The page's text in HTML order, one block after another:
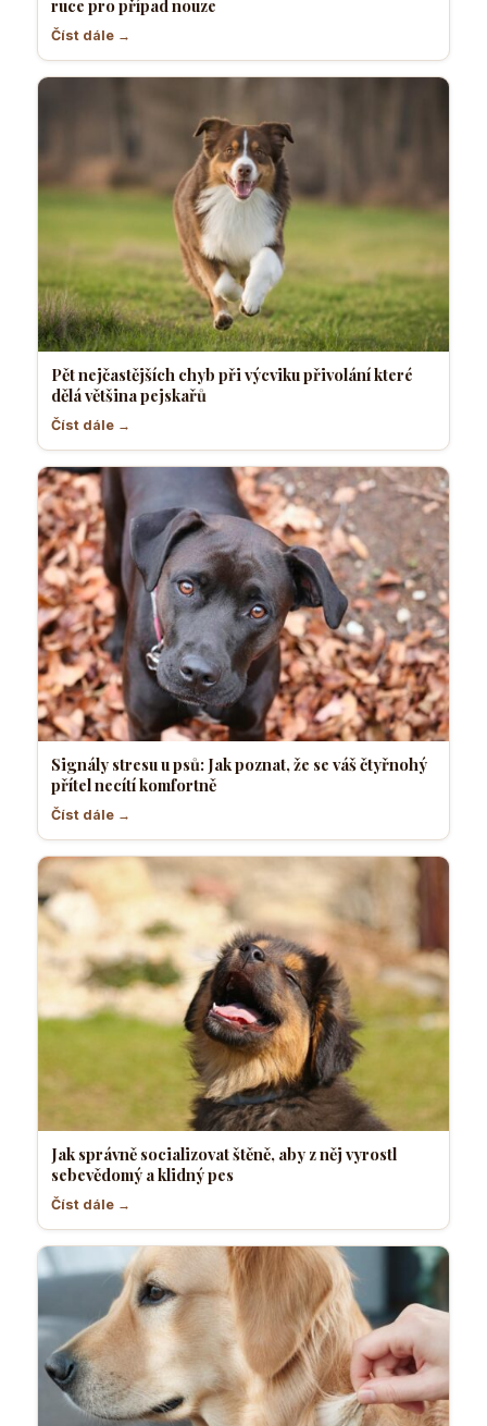
ruce pro případ nouze
Číst dále →
Pět nejčastějších chyb při výcviku přivolání které
dělá většina pejskařů
Číst dále →
Signály stresu u psů: Jak poznat, že se váš čtyřnohý
přítel necítí komfortně
Číst dále →
Jak správně socializovat štěně, aby z něj vyrostl
sebevědomý a klidný pes
Číst dále →